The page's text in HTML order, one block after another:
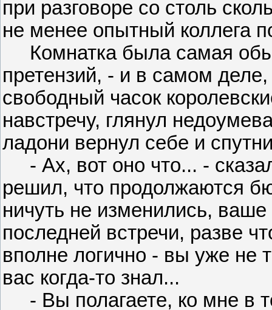
при разговоре со столь
не менее опытный коллега
Комнатка была самая
претензий, - и в самом деле,
свободный часок
навстречу, глянул
ладони вернул себе и
- Ах, вот оно что... -
решил, что продолжаются
ничуть не изменились,
последней встречи, разве
вполне логично - вы уже не
вас когда-то знал...
- Вы полагаете, ко мне в